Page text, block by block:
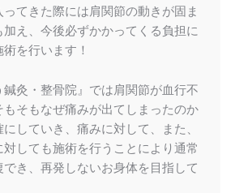
てきた際には肩関節の動きが固ま
加え、今後必ずかかってくる負担に
を行います！
鍼灸・整骨院』では肩関節が血行不
もそもなぜ痛みが出てしまったのか
していき、痛みに対して、また、
しても施術を行うことにより通常
でき、再発しないお身体を目指して